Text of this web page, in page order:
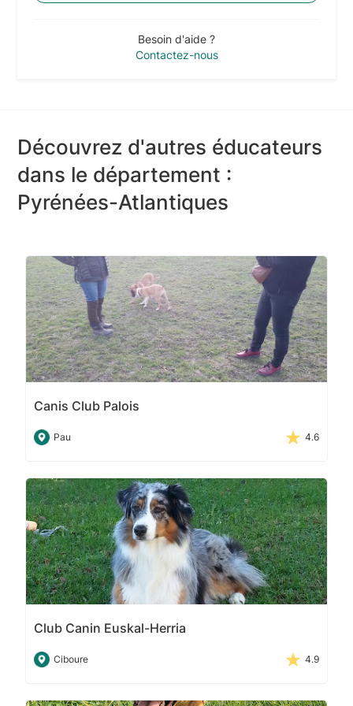
Besoin d'aide ?
Contactez-nous
Découvrez d'autres éducateurs
dans le département :
Pyrénées-Atlantiques
Canis Club Palois
Pau 4.6
Club Canin Euskal-Herria
Ciboure 4.9